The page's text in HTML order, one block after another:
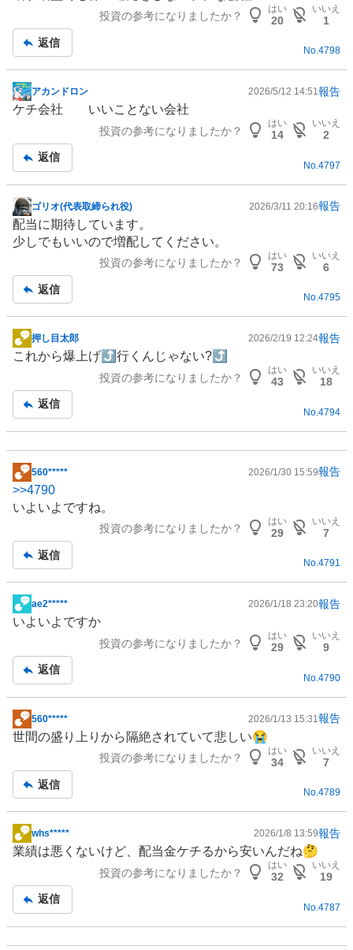
事
投資の参考になりましたか？
はい
20
いいえ
1
返信
No.4798
掲
示
事
アカンドロン 2026/5/12 14:51報告
ケチ会社 いいことない会社
投資の参考になりましたか？
はい
14
いいえ
2
返信
No. 4797
掲
示
板
ゴリオ(代表取締られ役) 2026/3/11 20:16報告
配当に期待しています。
少しでもいいので増配してください。
投資の参考になりましたか？
はい
73
いいえ
6
返信
No.4795
掲
示
事
押し目太郎 2026/2/19 12:24報告
これから爆上げ⤴️行くんじゃない?⤴️
投資の参考になりましたか？
はい
43
いいえ
18
返信
No. 4794
掲
示
板
560***** 2026/1/30 15:59報告
>>4790
いよいよですね。
投資の参考になりましたか？
はい
29
いいえ
7
返信
No.4791
掲
示
事
ae2***** 2026/1/18 23:20報告
いよいよですか
投資の参考になりましたか？
はい
29
いいえ
9
返信
No. 4790
掲
示
事
560***** 2026/1/13 15:31 報告
世間の盛り上りから隔絶されていて悲しい😭
投資の参考になりましたか？
はい
34
いいえ
7
返信
No.4789
掲
示
事
whs***** 2026/1/8 13:59報告
業績は悪くないけど、配当金ケチるから安いんだね🤔
投資の参考になりましたか？
はい
32
いいえ
19
返信
No. 4787